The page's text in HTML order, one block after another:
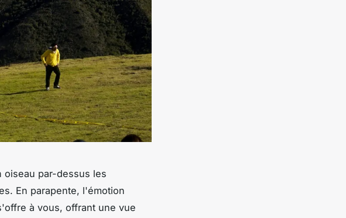
oiseau par-dessus les
En parapente, l'émotion
à vous, offrant une vue